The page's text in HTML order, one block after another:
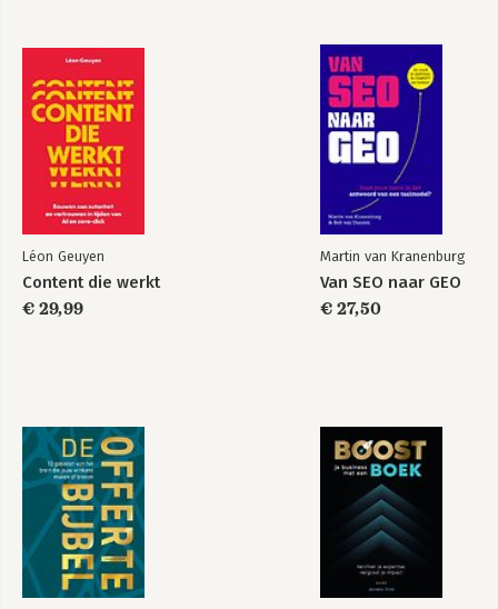
Bekijk alle boeken
Léon Geuyen
Content die werkt
€ 29,99
Martin van Kranenburg
Van SEO naar GEO
€ 27,50